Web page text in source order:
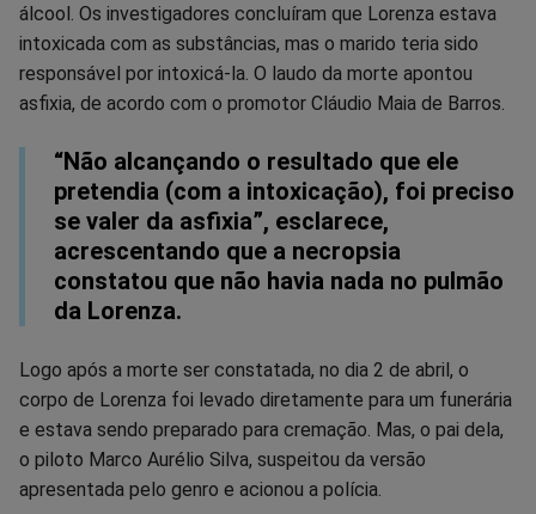
álcool. Os investigadores concluíram que Lorenza estava
intoxicada com as substâncias, mas o marido teria sido
responsável por intoxicá-la. O laudo da morte apontou
asfixia, de acordo com o promotor Cláudio Maia de Barros.
“Não alcançando o resultado que ele
pretendia (com a intoxicação), foi preciso
se valer da asfixia”, esclarece,
acrescentando que a necropsia
constatou que não havia nada no pulmão
da Lorenza.
Logo após a morte ser constatada, no dia 2 de abril, o
corpo de Lorenza foi levado diretamente para um funerária
e estava sendo preparado para cremação. Mas, o pai dela,
o piloto Marco Aurélio Silva, suspeitou da versão
apresentada pelo genro e acionou a polícia.